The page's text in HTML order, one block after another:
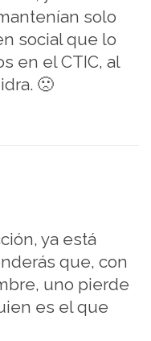
solo
social que lo
en el CTIC, al
🙁
ya está
que, con
uno pierde
es el que